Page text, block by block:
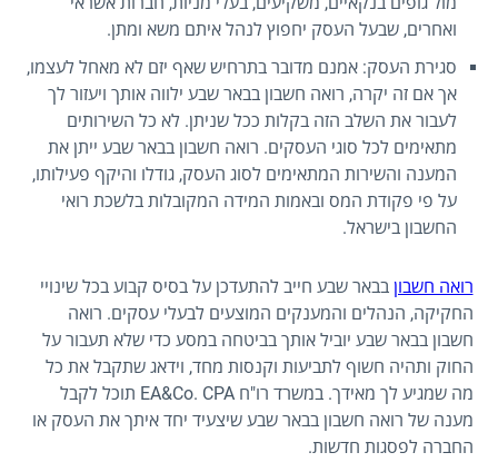
ואחרים, שבעל העסק יחפוץ לנהל איתם משא ומתן.
סגירת העסק: אמנם מדובר בתרחיש שאף יזם לא מאחל לעצמו,
אך אם זה יקרה, רואה חשבון בבאר שבע ילווה אותך ויעזור לך
לעבור את השלב הזה בקלות ככל שניתן. לא כל השירותים
מתאימים לכל סוגי העסקים. רואה חשבון בבאר שבע ייתן את
המענה והשירות המתאימים לסוג העסק, גודלו והיקף פעילותו,
על פי פקודת המס ובאמות המידה המקובלות בלשכת רואי
החשבון בישראל.
רואה חשבון בבאר שבע חייב להתעדכן על בסיס קבוע בכל שינויי
החקיקה, הנהלים והמענקים המוצעים לבעלי עסקים. רואה
חשבון בבאר שבע יוביל אותך בביטחה במסע כדי שלא תעבור על
החוק ותהיה חשוף לתביעות וקנסות מחד, וידאג שתקבל את כל
מה שמגיע לך מאידך. במשרד רו"ח EA&Co. CPA תוכל לקבל
מענה של רואה חשבון בבאר שבע שיצעיד יחד איתך את העסק או
החברה לפסגות חדשות.